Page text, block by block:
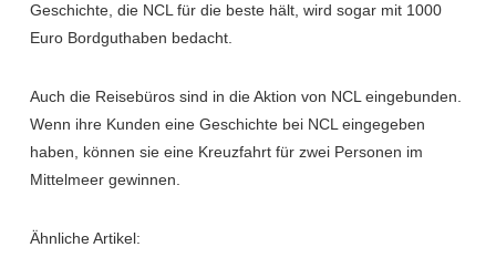
Geschichte, die NCL für die beste hält, wird sogar mit 1000
Euro Bordguthaben bedacht.
Auch die Reisebüros sind in die Aktion von NCL eingebunden.
Wenn ihre Kunden eine Geschichte bei NCL eingegeben
haben, können sie eine Kreuzfahrt für zwei Personen im
Mittelmeer gewinnen.
Ähnliche Artikel: